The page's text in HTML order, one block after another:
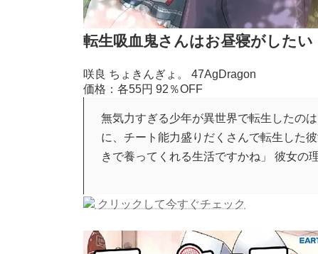
転生吸血鬼さんはお昼寝がした
咲良 ちょきんぎょ。 47AgDragon
価格：各55円 92％OFF
無気力すぎる少年が異世界で転生したの
に、チート能力盛りだくさんで転生した
きで養ってくれる生活ですかね」 彼女の
クリックして今すぐチェック